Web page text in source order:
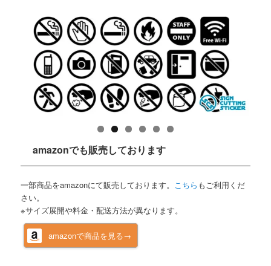
amazonでも販売しております
一部商品をamazonにて販売しております。 こちら もご利用くだ
さい。
※サイズ展開や料金・配送方法が異なります。
amazonで商品を見る→